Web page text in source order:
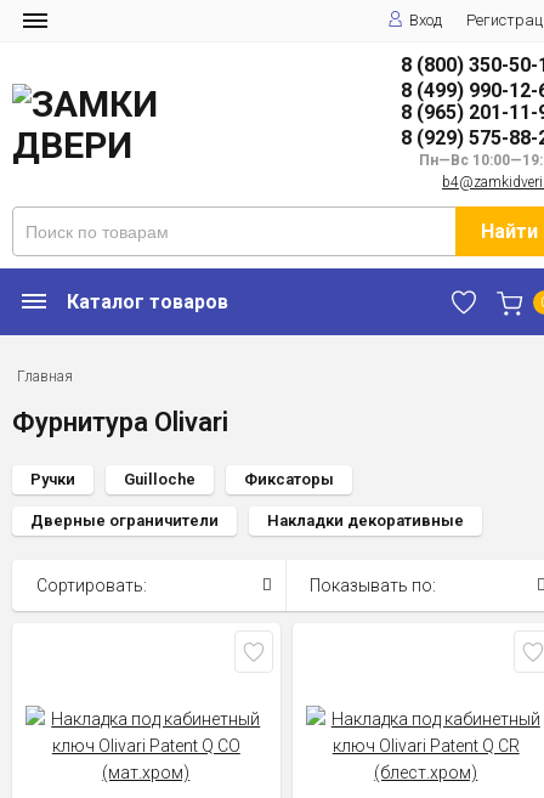
Вход
8 (800) 350-50-
8 (499) 990-12-
8 (965) 201-11-
8 (929) 575-88-
Пн—Вс
Найти
Каталог товаров
Главная
Фурнитура Olivari
Ручки Guilloche Фиксаторы
Дверные ограничители Накладки декоративные
Сортировать: Показывать по: